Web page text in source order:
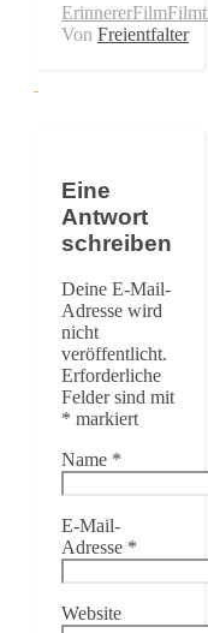
ErinnererFilm
Von Freientfalter
Eine
Antwort
schreiben
Deine E-Mail-
Adresse wird
nicht
veröffentlicht.
Erforderliche
Felder sind mit
* markiert
Name *
E-Mail-
Adresse *
Website